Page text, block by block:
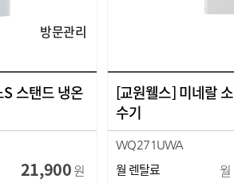
방문관리
스탠드 냉온
21,900원
[교원웰스] 미네랄
수기
WQ271UWA
월 렌탈료 월